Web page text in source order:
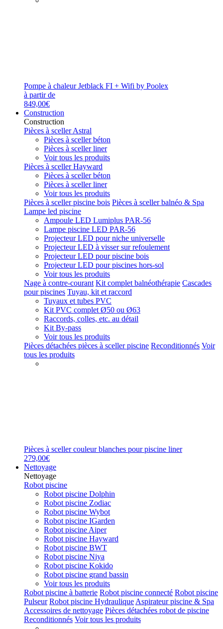
Pompe à chaleur Jetblack FI + Wifi by Poolex
à partir de
849,00€
Construction
Construction
Pièces à sceller Astral
Pièces à sceller béton
Pièces à sceller liner
Voir tous les produits
Pièces à sceller Hayward
Pièces à sceller béton
Pièces à sceller liner
Voir tous les produits
Pièces à sceller piscine bois Pièces à sceller balnéo & Spa
Lampe led piscine
Ampoule LED Lumiplus PAR-56
Lampe piscine LED PAR-56
Projecteur LED pour niche universelle
Projecteur LED à visser sur refoulement
Projecteur LED pour piscine bois
Projecteur LED pour piscines hors-sol
Voir tous les produits
Nage à contre-courant Kit complet balnéothérapie Cascades
pour piscines Tuyau, kit et raccord
Tuyaux et tubes PVC
Kit PVC complet Ø50 ou Ø63
Raccords, colles, etc. au détail
Kit By-pass
Voir tous les produits
Pièces détachées pièces à sceller piscine Reconditionnés Voir
tous les produits
Pièces à sceller couleur blanches pour piscine liner
279,00€
Nettoyage
Nettoyage
Robot piscine
Robot piscine Dolphin
Robot piscine Zodiac
Robot piscine Wybot
Robot piscine IGarden
Robot piscine Aiper
Robot piscine Hayward
Robot piscine BWT
Robot piscine Niya
Robot piscine Kokido
Robot piscine grand bassin
Voir tous les produits
Robot piscine à batterie Robot piscine connecté Robot piscine
Pulseur Robot piscine Hydraulique Aspirateur piscine & Spa
Accessoires de nettoyage Pièces détachées robot de piscine
Reconditionnés Voir tous les produits